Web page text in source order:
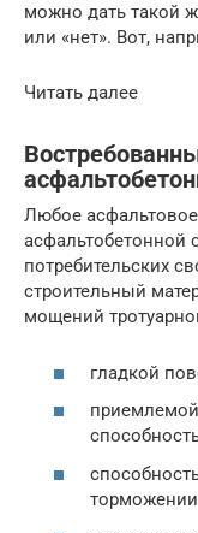
можно дать такой
или «нет». Вот,
Читать далее
Любое
асфальтобетонной
потребительских
строительный
мощений
гладкой
торможении